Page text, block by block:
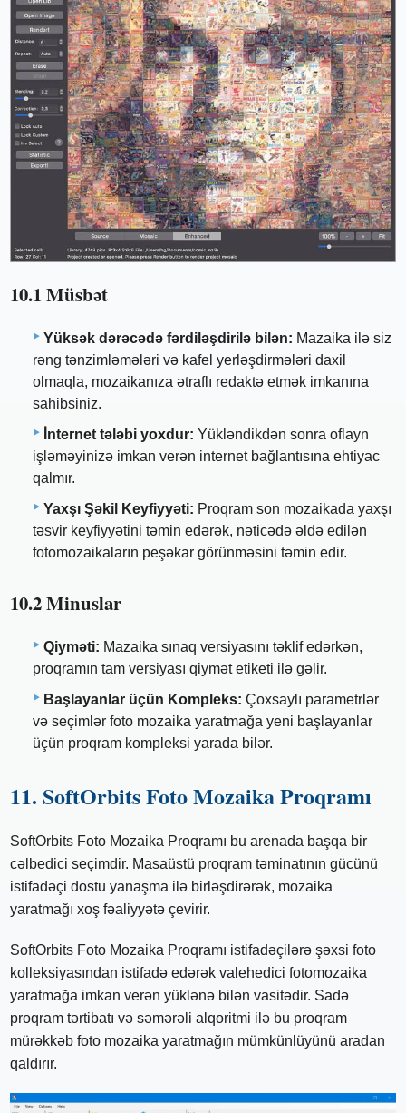
10.1 Müsbət
Yüksək dərəcədə fərdiləşdirilə bilən: Mazaika ilə siz
rəng tənzimləmələri və kafel yerləşdirmələri daxil
olmaqla, mozaikanıza ətraflı redaktə etmək imkanına
sahibsiniz.
İnternet tələbi yoxdur: Yükləndikdən sonra oflayn
işləməyinizə imkan verən internet bağlantısına ehtiyac
qalmır.
Yaxşı Şəkil Keyfiyyəti: Proqram son mozaikada yaxşı
təsvir keyfiyyətini təmin edərək, nəticədə əldə edilən
fotomozaikaların peşəkar görünməsini təmin edir.
10.2 Minuslar
Qiyməti: Mazaika sınaq versiyasını təklif edərkən,
proqramın tam versiyası qiymət etiketi ilə gəlir.
Başlayanlar üçün Kompleks: Çoxsaylı parametrlər
və seçimlər foto mozaika yaratmağa yeni başlayanlar
üçün proqram kompleksi yarada bilər.
11. SoftOrbits Foto Mozaika Proqramı
SoftOrbits Foto Mozaika Proqramı bu arenada başqa bir
cəlbedici seçimdir. Masaüstü proqram təminatının gücünü
istifadəçi dostu yanaşma ilə birləşdirərək, mozaika
yaratmağı xoş fəaliyyətə çevirir.
SoftOrbits Foto Mozaika Proqramı istifadəçilərə şəxsi foto
kolleksiyasından istifadə edərək valehedici fotomozaika
yaratmağa imkan verən yüklənə bilən vasitədir. Sadə
proqram tərtibatı və səmərəli alqoritmi ilə bu proqram
mürəkkəb foto mozaika yaratmağın mümkünlüyünü aradan
qaldırır.